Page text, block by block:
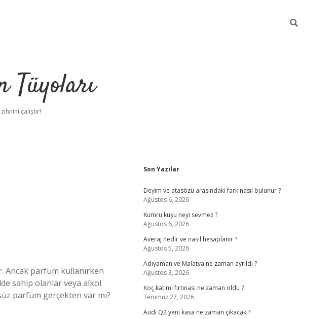
Tüyoları
çalıştır!
Ancak parfüm kullanırken
sahip olanlar veya alkol
parfüm gerçekten var mı?
Sidebar
Son Yazılar
Deyim ve atasözü arasındaki fark nasıl bulunur ?
Ağustos 6, 2026
Kumru kuşu neyi sevmez ?
Ağustos 6, 2026
Averaj nedir ve nasıl hesaplanır ?
Ağustos 5, 2026
Adıyaman ve Malatya ne zaman ayrıldı ?
Ağustos 3, 2026
Koç katımı fırtınası ne zaman oldu ?
Temmuz 27, 2026
Audi Q2 yeni kasa ne zaman çıkacak ?
vdcasino sitesigrandoperabet giriş